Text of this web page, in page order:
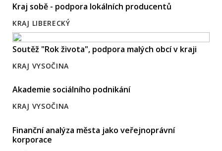
Kraj sobě - podpora lokálních producentů
KRAJ LIBERECKÝ
Soutěž "Rok života", podpora malých obcí v kraji
KRAJ VYSOČINA
Akademie sociálního podnikání
KRAJ VYSOČINA
Finanční analýza města jako veřejnoprávní
korporace